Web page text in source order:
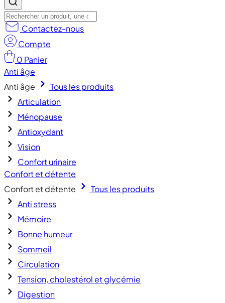
Contactez-nous
Compte
0 Panier
Anti âge
Anti âge
Tous les produits
Articulation
Ménopause
Antioxydant
Vision
Confort urinaire
Confort et détente
Confort et détente
Tous les produits
Anti stress
Mémoire
Bonne humeur
Sommeil
Circulation
Tension, cholestérol et glycémie
Digestion